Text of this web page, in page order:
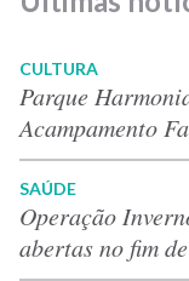
CULTURA
Parque
Acampamento
SAÚDE
Operação
abertas no fim